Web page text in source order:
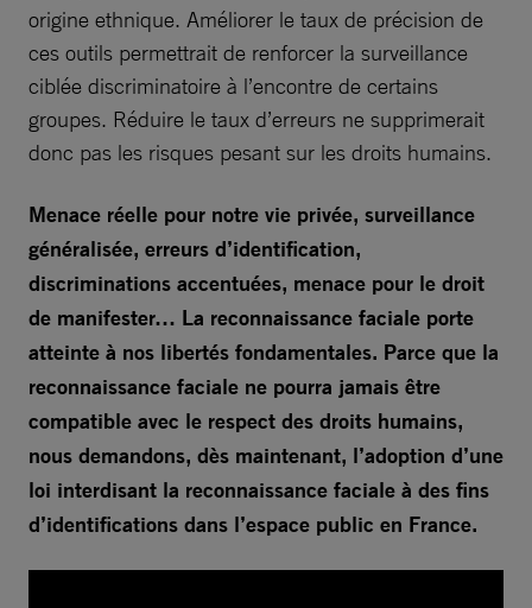
origine ethnique. Améliorer le taux de précision de
ces outils permettrait de renforcer la surveillance
ciblée discriminatoire à l’encontre de certains
groupes. Réduire le taux d’erreurs ne supprimerait
donc pas les risques pesant sur les droits humains.
Menace réelle pour notre vie privée, surveillance
généralisée, erreurs d’identification,
discriminations accentuées, menace pour le droit
de manifester… La reconnaissance faciale porte
atteinte à nos libertés fondamentales. Parce que la
reconnaissance faciale ne pourra jamais être
compatible avec le respect des droits humains,
nous demandons, dès maintenant, l’adoption d’une
loi interdisant la reconnaissance faciale à des fins
d’identifications dans l’espace public en France.